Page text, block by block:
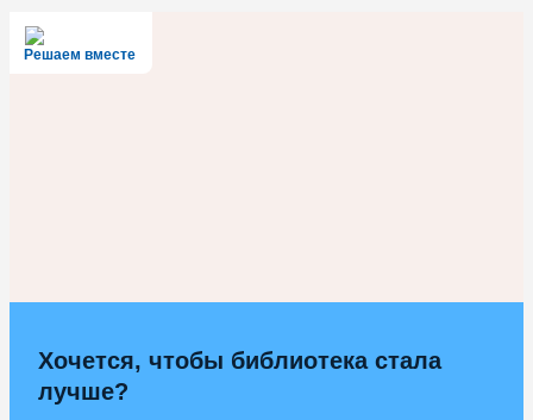
Решаем вместе
Хочется, чтобы библиотека стала
лучше?